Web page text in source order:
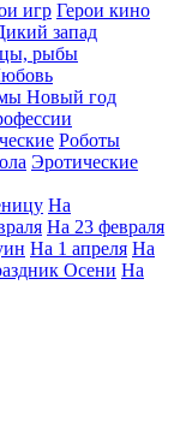
игр Герои кино
запад
рыбы
Новый год
Роботы
Эротические
На
На 23 февраля
На 1 апреля На
Осени На